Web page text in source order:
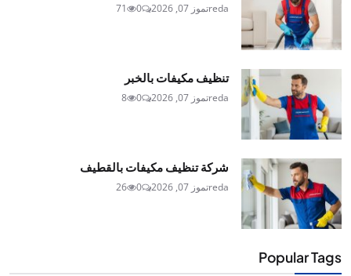
redaتموز 07, 2026 0
71
تنظيف مكيفات بالخبر
redaتموز 07, 2026 0
8
شركة تنظيف مكيفات بالقطيف
redaتموز 07, 2026 0
26
Popular Tags